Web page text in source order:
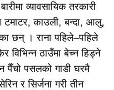
व्यावसायिक तरकारी
काउली, बन्दा, आलु,
छन् । राना पहिले–पहिले
विभिन्न ठाउँमा बेच्न हिड्ने
पैँचो पसलको गाडी घरमै
र सिर्जना गरी तीन